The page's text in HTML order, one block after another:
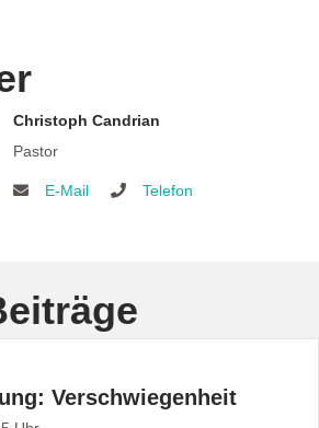
Christoph Candrian
Pastor
E-Mail Telefon
Verschwiegenheit